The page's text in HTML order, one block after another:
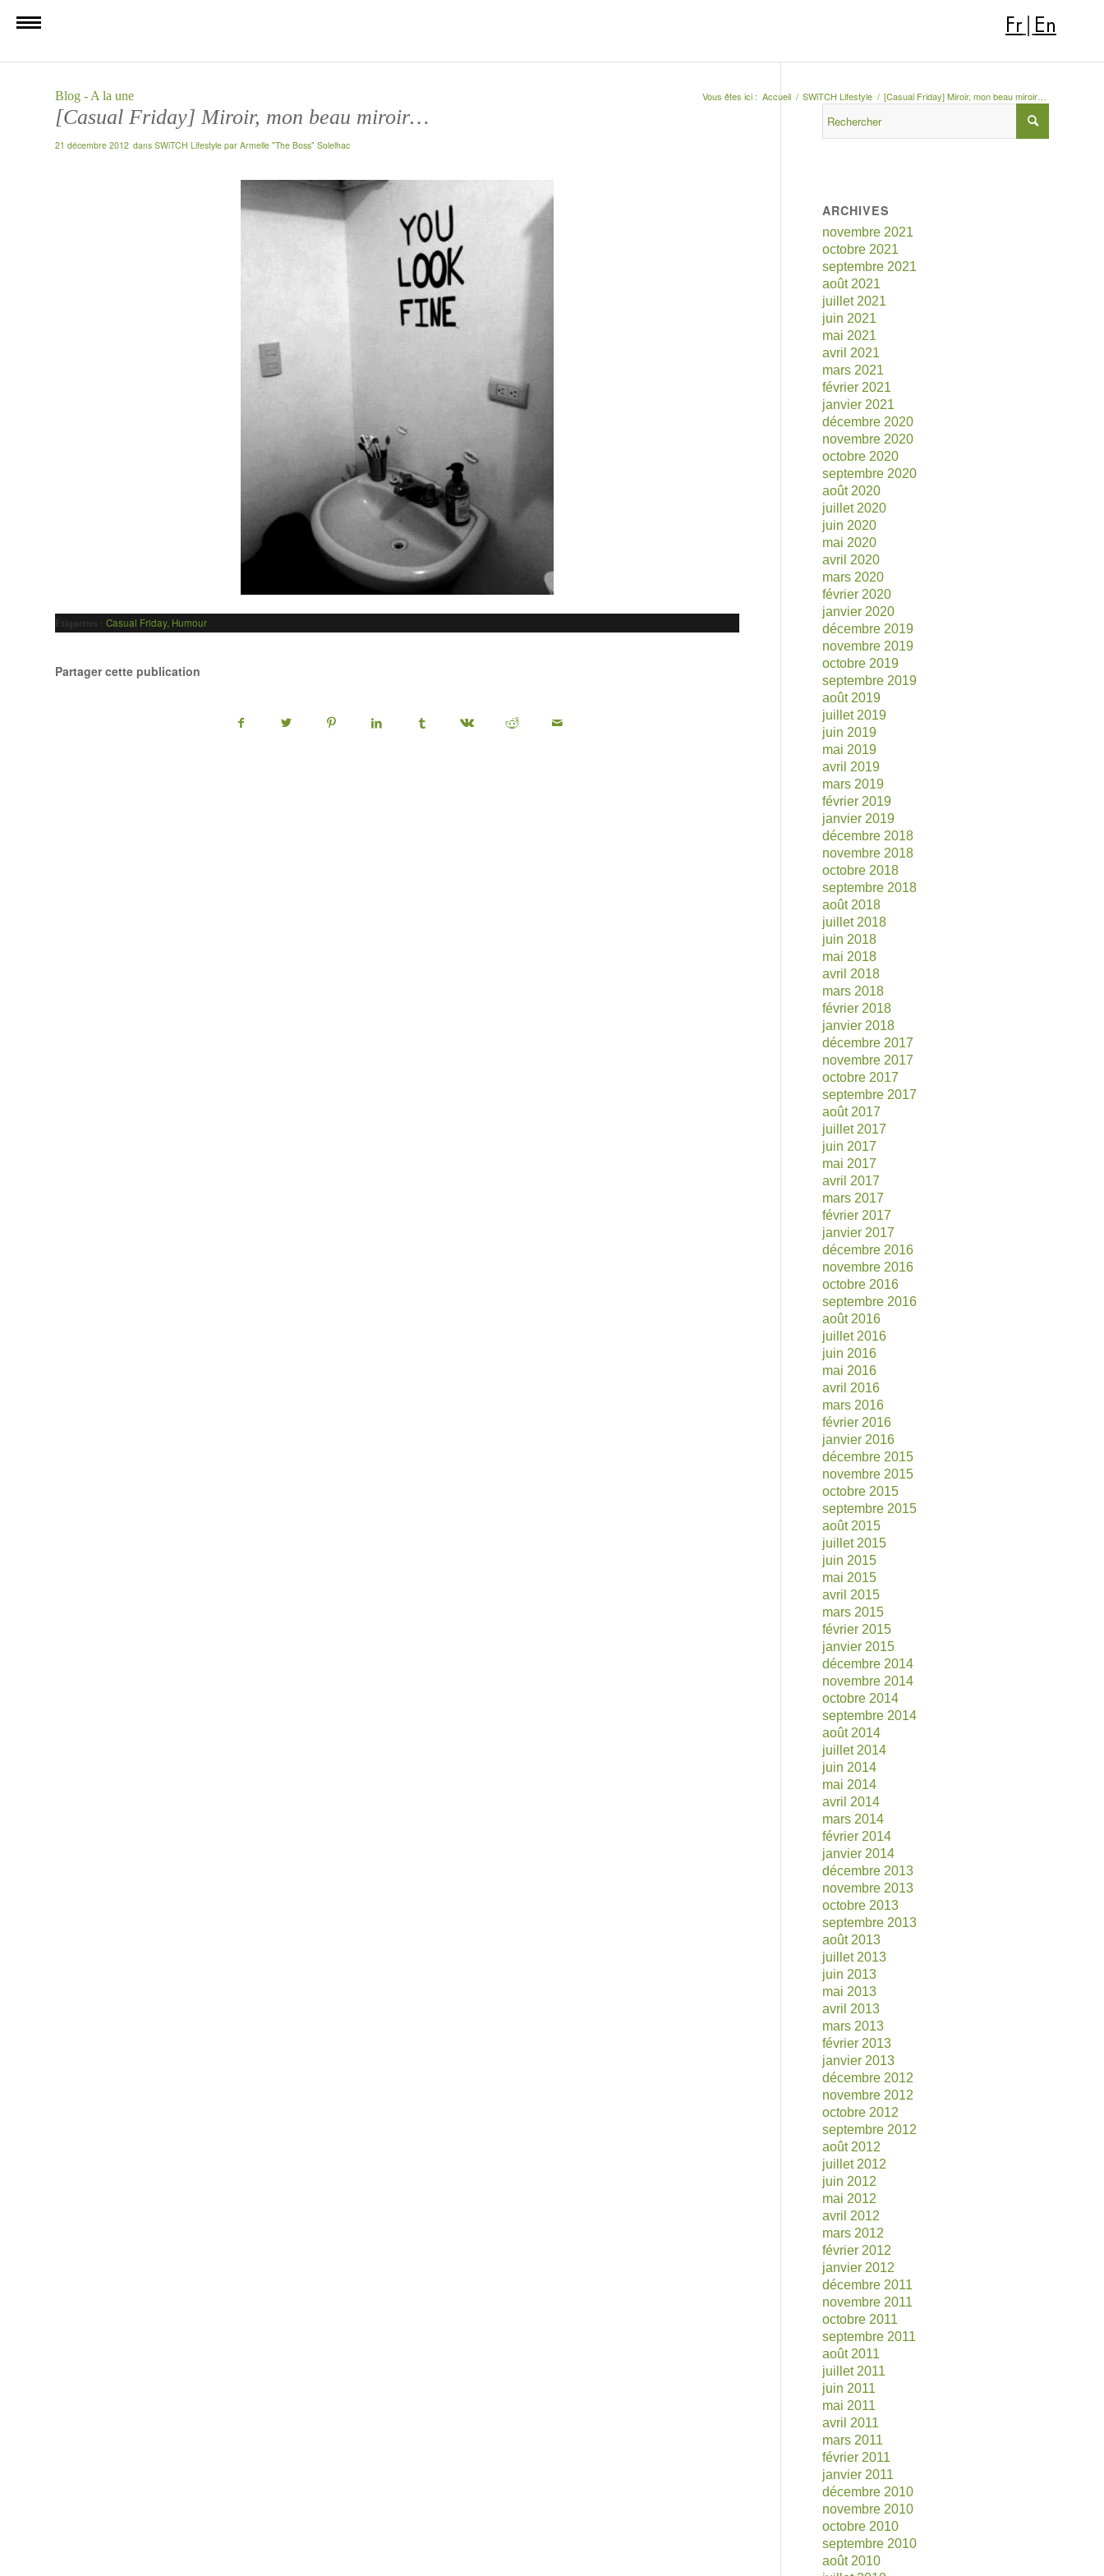
Fr En
Blog - A la une Vous êtes ici : Accueil / SWiTCH Lifestyle / [Casual Friday] Miroir, mon beau miroir…
[Casual Friday] Miroir, mon beau miroir…
21 décembre 2012 dans SWiTCH Lifestyle par Armelle "The Boss" Solelhac
Etiquettes : Casual Friday, Humour
Partager cette publication
ARCHIVES
novembre 2021
octobre 2021
septembre 2021
août 2021
juillet 2021
juin 2021
mai 2021
avril 2021
mars 2021
février 2021
janvier 2021
décembre 2020
novembre 2020
octobre 2020
septembre 2020
août 2020
juillet 2020
juin 2020
mai 2020
avril 2020
mars 2020
février 2020
janvier 2020
décembre 2019
novembre 2019
octobre 2019
septembre 2019
août 2019
juillet 2019
juin 2019
mai 2019
avril 2019
mars 2019
février 2019
janvier 2019
décembre 2018
novembre 2018
octobre 2018
septembre 2018
août 2018
juillet 2018
juin 2018
mai 2018
avril 2018
mars 2018
février 2018
janvier 2018
décembre 2017
novembre 2017
octobre 2017
septembre 2017
août 2017
juillet 2017
juin 2017
mai 2017
avril 2017
mars 2017
février 2017
janvier 2017
décembre 2016
novembre 2016
octobre 2016
septembre 2016
août 2016
juillet 2016
juin 2016
mai 2016
avril 2016
mars 2016
février 2016
janvier 2016
décembre 2015
novembre 2015
octobre 2015
septembre 2015
août 2015
juillet 2015
juin 2015
mai 2015
avril 2015
mars 2015
février 2015
janvier 2015
décembre 2014
novembre 2014
octobre 2014
septembre 2014
août 2014
juillet 2014
juin 2014
mai 2014
avril 2014
mars 2014
février 2014
janvier 2014
décembre 2013
novembre 2013
octobre 2013
septembre 2013
août 2013
juillet 2013
juin 2013
mai 2013
avril 2013
mars 2013
février 2013
janvier 2013
décembre 2012
novembre 2012
octobre 2012
septembre 2012
août 2012
juillet 2012
juin 2012
mai 2012
avril 2012
mars 2012
février 2012
janvier 2012
décembre 2011
novembre 2011
octobre 2011
septembre 2011
août 2011
juillet 2011
juin 2011
mai 2011
avril 2011
mars 2011
février 2011
janvier 2011
décembre 2010
novembre 2010
octobre 2010
septembre 2010
août 2010